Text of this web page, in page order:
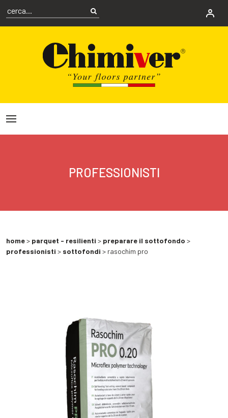
PROFESSIONISTI
home> parquet - resilienti > preparare il sottofondo >
professionisti > sottofondi > rasochim pro